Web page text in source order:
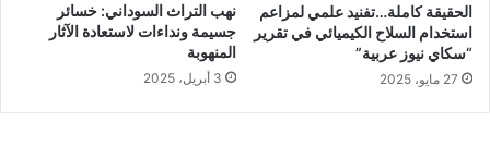
الحقيقة كاملة…تفنيد علمي لمزاعم
استخدام السلاح الكيميائي في تقرير
“سكاي نيوز عربية”
27 مايو، 2025
نهب التراث السوداني: خسائر
جسيمة ونداءات لاستعادة الآثار
المنهوبة
3 أبريل، 2025